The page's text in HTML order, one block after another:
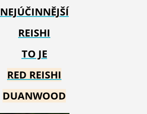
NEJÚČINNĚJŠÍ
REISHI
TO JE
RED REISHI
DUANWOOD